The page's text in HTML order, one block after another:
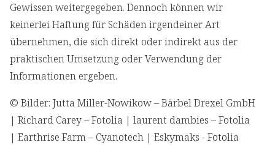
Gewissen weitergegeben. Dennoch können wir
keinerlei Haftung für Schäden irgendeiner Art
übernehmen, die sich direkt oder indirekt aus der
praktischen Umsetzung oder Verwendung der
Informationen ergeben.
© Bilder: Jutta Miller-Nowikow – Bärbel Drexel GmbH
| Richard Carey – Fotolia | laurent dambies – Fotolia
| Earthrise Farm – Cyanotech | Eskymaks - Fotolia